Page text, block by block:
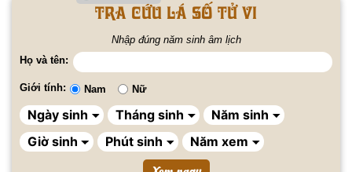
Tra cứu lá số tử vi
Nhập đúng năm sinh âm lịch
Họ và tên:
Giới tính: Nam Nữ